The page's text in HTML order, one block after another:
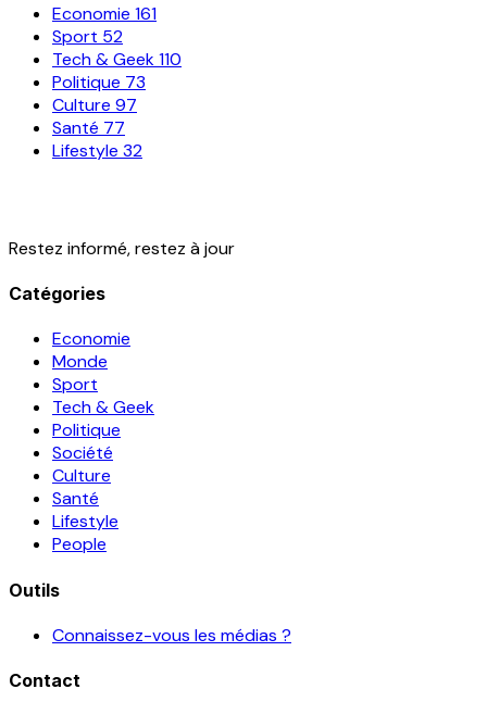
Economie 161
Sport 52
Tech & Geek110
Politique 73
Culture 97
Santé 77
Lifestyle 32
Restez informé, restez à jour
Catégories
Economie
Monde
Sport
Tech & Geek
Politique
Société
Culture
Santé
Lifestyle
People
Outils
Connaissez-vous les médias ?
Contact